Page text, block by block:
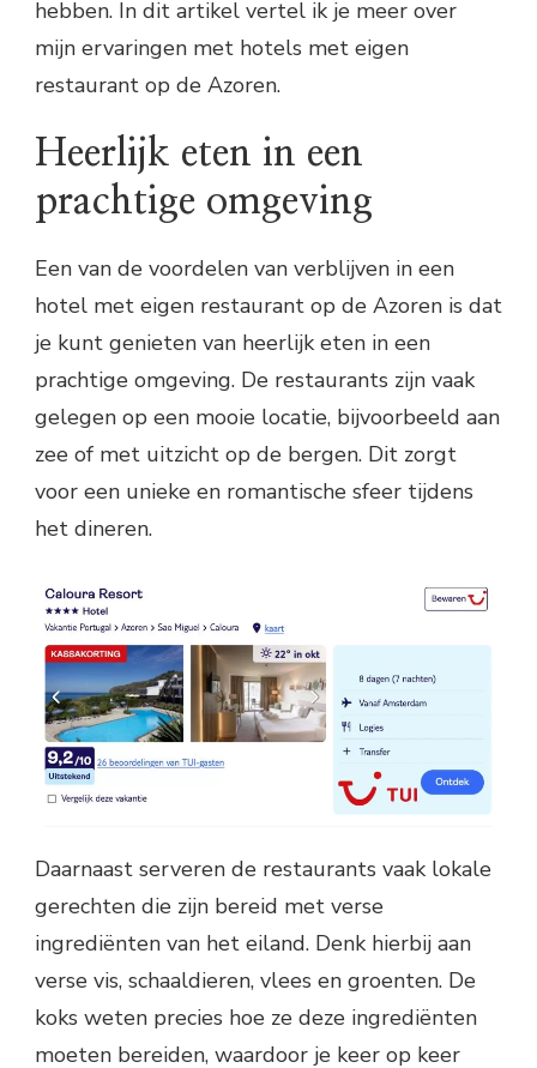
hebben. In dit artikel vertel ik je meer over
mijn ervaringen met hotels met eigen
restaurant op de Azoren.
Heerlijk eten in een
prachtige omgeving
Een van de voordelen van verblijven in een
hotel met eigen restaurant op de Azoren is dat
je kunt genieten van heerlijk eten in een
prachtige omgeving. De restaurants zijn vaak
gelegen op een mooie locatie, bijvoorbeeld aan
zee of met uitzicht op de bergen. Dit zorgt
voor een unieke en romantische sfeer tijdens
het dineren.
Daarnaast serveren de restaurants vaak lokale
gerechten die zijn bereid met verse
ingrediënten van het eiland. Denk hierbij aan
verse vis, schaaldieren, vlees en groenten. De
koks weten precies hoe ze deze ingrediënten
moeten bereiden, waardoor je keer op keer